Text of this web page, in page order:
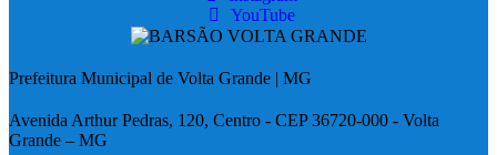
YouTube
Prefeitura Municipal de Volta Grande | MG
Avenida Arthur Pedras, 120, Centro - CEP 36720-000 - Volta
Grande – MG